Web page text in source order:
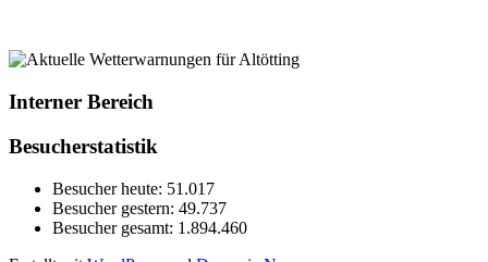
Interner Bereich
Besucherstatistik
Besucher heute: 51.017
Besucher gestern: 49.737
Besucher gesamt: 1.894.460